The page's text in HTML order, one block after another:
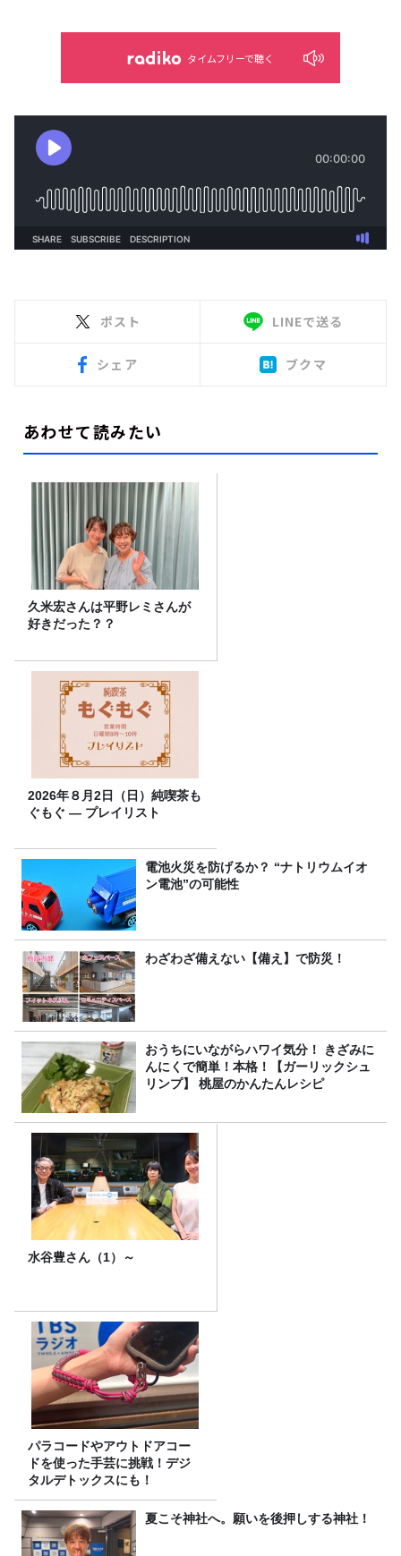
タイムフリーで聴く
ポスト LINEで送る
シェア ブクマ
あわせて読みたい
久米宏さんは平野レミさんが
好きだった？？
2026年８月2日（日）純喫茶も
ぐもぐ ― プレイリスト
電池火災を防げるか？ “ナトリウムイオ
ン電池”の可能性
わざわざ備えない【備え】で防災！
おうちにいながらハワイ気分！ きざみに
んにくで簡単！本格！【ガーリックシュ
リンプ】 桃屋のかんたんレシピ
水谷豊さん（1）～
パラコードやアウトドアコー
ドを使った手芸に挑戦！デジ
タルデトックスにも！
夏こそ神社へ。願いを後押しする神社！